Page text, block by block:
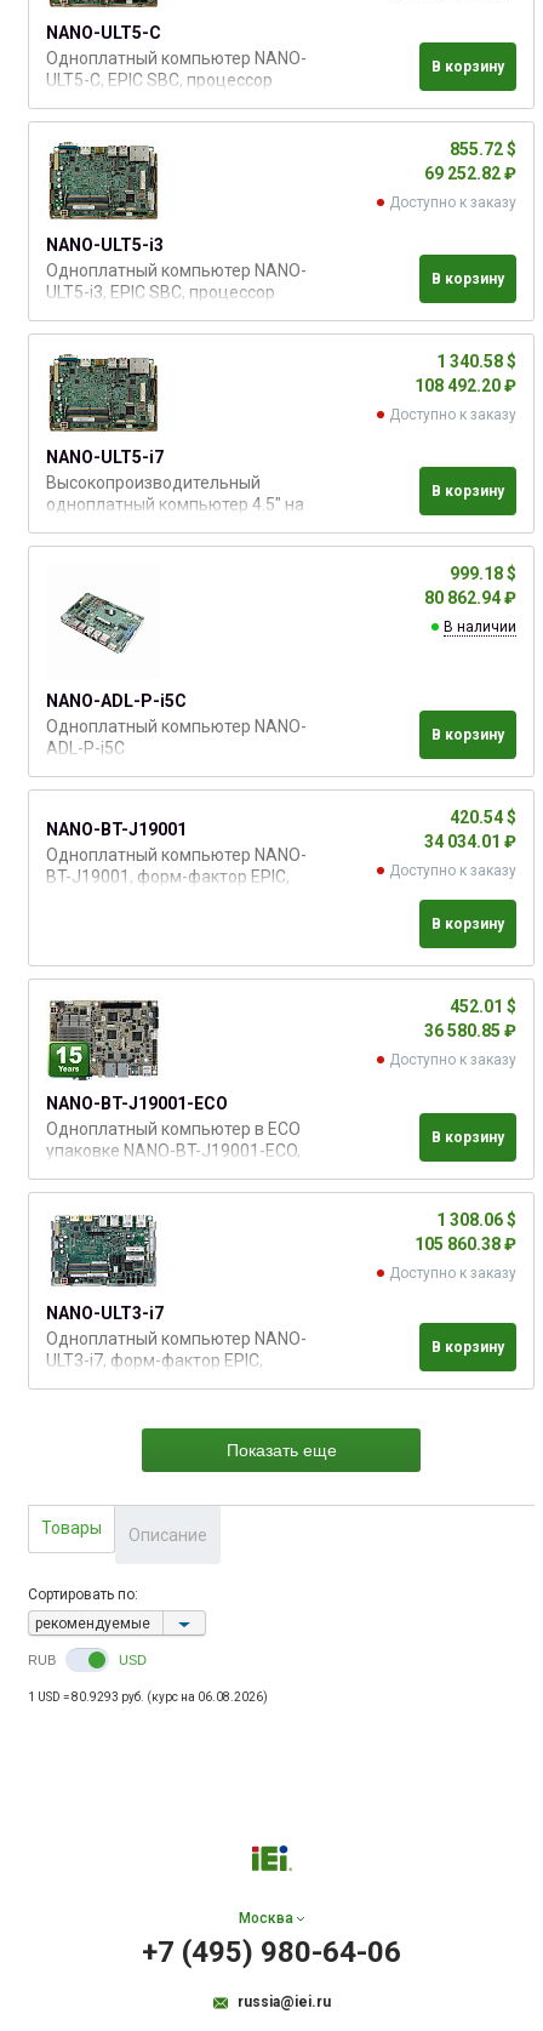
NANO-ULT5-C
Одноплатный компьютер NANO-
ULT5-C, EPIC SBC, процессор
двухядерный, 2Mб кэш-памяти,
TDP=15Вт), DDR4 2400MГц, до
32 Гб, 2 х SATA 6 Гб/с, 1 x 32 GB
eMMC 5.1 (опция), 1 х HDMI, 1 х
LVDS, 1 х DP, 2 х PCIe GbE LAN, 2 x
В корзину
NANO-ULT5-i3
Одноплатный компьютер NANO-
ULT5-i3, EPIC SBC, процессор
двухядерный, 4Mб кэш-памяти,
TDP=15Вт), DDR4 2400MГц, до
32 Гб, 2 х SATA 6 Гб/с, 1 x 32 GB
eMMC 5.1 (опция), 1 х HDMI, 1 х
LVDS, 1 х DP, 2 х PCIe GbE LAN, 2 x
855.72 $
69 252.82 ₽
Доступно к заказу
В корзину
NANO-ULT5-i7
Высокопроизводительный
одноплатный компьютер 4.5" на
8665UE. Адаптирован для
энергопотреблением
1 340.58 $
108 492.20 ₽
Доступно к заказу
В корзину
NANO-ADL-P-i5C
Одноплатный компьютер NANO-
ADL-P-i5C
999.18 $
80 862.94 ₽
В наличии
В корзину
NANO-BT-J19001
Одноплатный компьютер NANO-
BT-J19001, форм-фактор EPIC,
Разъём PCI-104 не установлен.
Нет поддержки iRIS.
420.54 $
34 034.01 ₽
Доступно к заказу
В корзину
NANO-BT-J19001-ECO
Одноплатный компьютер в ECO
упаковке NANO-BT-J19001-ECO,
процессор Intel® Celeron®
J1900. OEM поставка: В
комплект не входят кабели.
Разъём PCI-104 не установлен.
Нет поддержки iRIS. (ECO
упаковка: 10 плат в одной
коробке, платы
452.01 $
36 580.85 ₽
Доступно к заказу
В корзину
NANO-ULT3-i7
Одноплатный компьютер NANO-
ULT3-i7, форм-фактор EPIC,
USB 3.0, 2х PCIe Mini, 2х SATA 6
1 308.06 $
105 860.38 ₽
Доступно к заказу
В корзину
Показать еще
Товары Описание
Сортировать по:
рекомендуемые
RUB USD
1 USD = 80.9293 руб. (курс на 06.08.2026)
Москва
+7 (495) 980-64-06
russia@iei.ru